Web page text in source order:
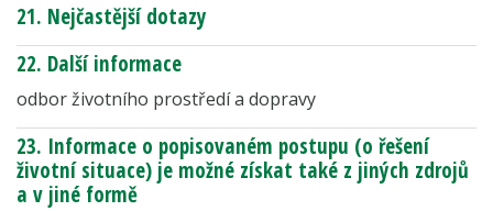
21. Nejčastější dotazy
22. Další informace
odbor životního prostředí a dopravy
23. Informace o popisovaném postupu (o řešení
životní situace) je možné získat také z jiných zdrojů
a v jiné formě